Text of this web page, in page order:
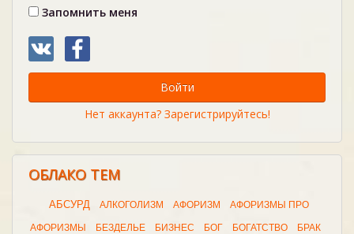
Запомнить меня
Войти
Нет аккаунта? Зарегистрируйтесь!
ОБЛАКО ТЕМ
АБСУРД АЛКОГОЛИЗМ АФОРИЗМ АФОРИЗМЫ ПРО
АФОРИЗМЫ БЕЗДЕЛЬЕ БИЗНЕС БОГ БОГАТСТВО БРАК